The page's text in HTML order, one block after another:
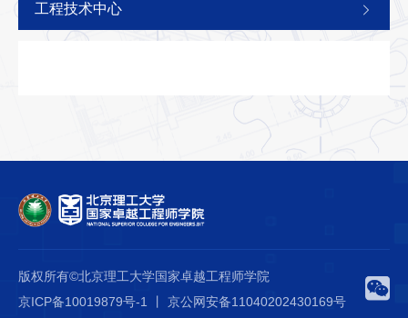
工程技术中心
版权所有©北京理工大学国家卓越工程师学院
京ICP备10019879号-1 丨 京公网安备11040202430169号